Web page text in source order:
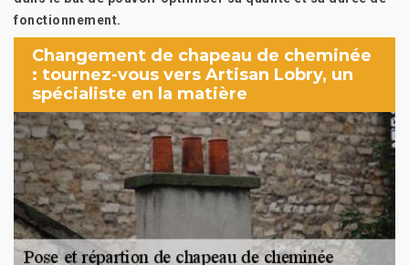
fonctionnement.
Changement de chapeau de cheminée
: tournez-vous vers Artisan Lobry, un
spécialiste en la matière